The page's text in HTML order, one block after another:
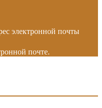
электронной почты
почте.